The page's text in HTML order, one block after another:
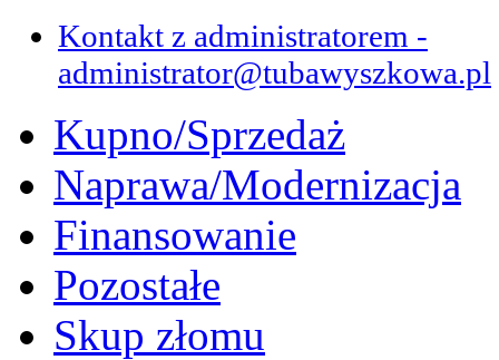
Kontakt z administratorem -
administrator@tubawyszkowa.pl
Kupno/Sprzedaż
Naprawa/Modernizacja
Finansowanie
Pozostałe
Skup złomu